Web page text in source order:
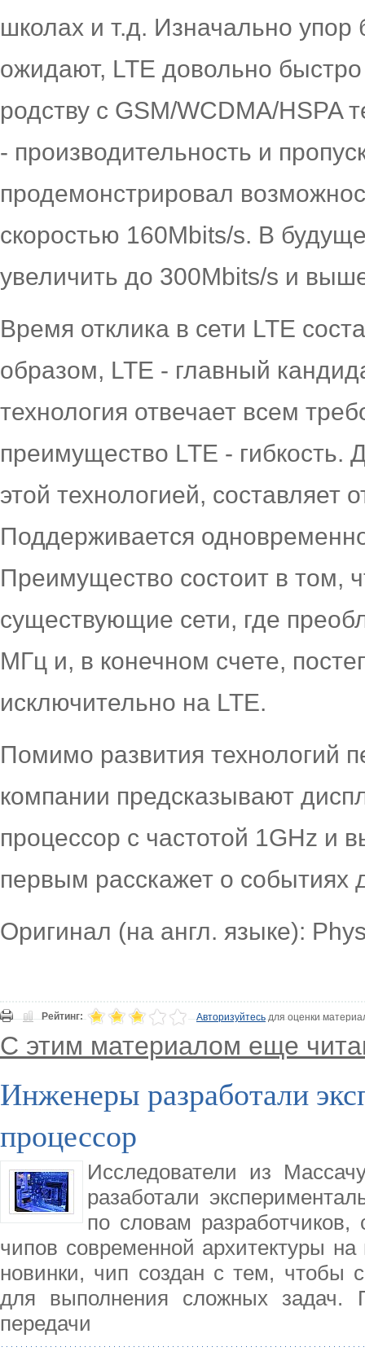
школах и т.д. Изначально упор
ожидают, LTE довольно
родству с GSM/WCDMA/HSPA
- производительность и
продемонстрировал
скоростью 160Mbits/s. В
увеличить до 300Mbits/s и
Время отклика в сети LTE
образом, LTE - главный
технология отвечает всем
преимущество LTE - гибкость.
этой технологией,
Поддерживается
Преимущество состоит в том,
существующие сети, где
МГц и, в конечном счете,
исключительно на LTE.
Помимо развития технологий
компании предсказывают
процессор с частотой 1GHz и
первым расскажет о событиях
Оригинал (на англ. языке):
Рейтинг: Авторизуйтесьдля оценки
С этим материалом еще
Инженеры разработали
процессор
Исследователи из
разаботали
по словам разработчиков,
чипов современной архитектуры
новинки, чип создан с тем, чтобы
для выполнения сложных задач.
передачи